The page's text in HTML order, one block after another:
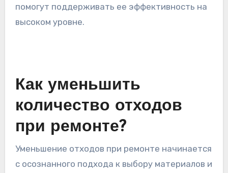
помогут поддерживать ее эффективность на
высоком уровне.
Как уменьшить
количество отходов
при ремонте?
Уменьшение отходов при ремонте начинается
с осознанного подхода к выбору материалов и